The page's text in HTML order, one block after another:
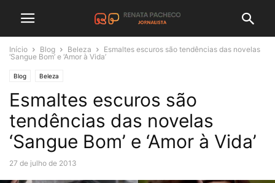
Início Blog Beleza
Esmaltes escuros são tendências das novelas
‘Sangue Bom’ e ‘Amor à Vida’
Blog Beleza
Esmaltes escuros são
tendências das novelas
‘Sangue Bom’ e ‘Amor à Vida’
27 de julho de 2013